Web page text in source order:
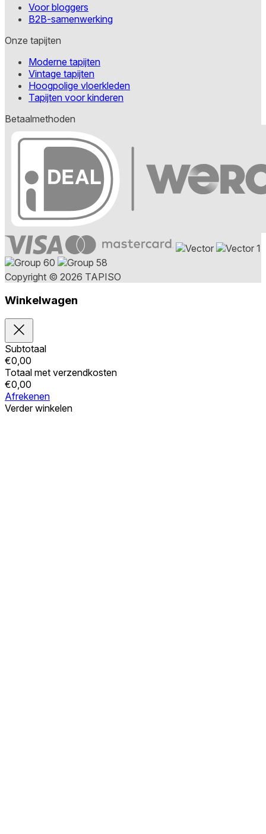
Voor bloggers
B2B-samenwerking
Onze tapijten
Moderne tapijten
Vintage tapijten
Hoogpolige vloerkleden
Tapijten voor kinderen
Betaalmethoden
Copyright © 2026 TAPISO
Winkelwagen
Subtotaal
€0,00
Totaal met verzendkosten
€0,00
Afrekenen
Verder winkelen